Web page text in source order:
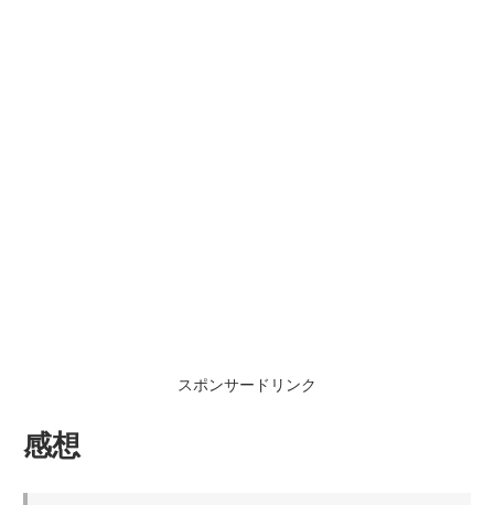
スポンサードリンク
感想